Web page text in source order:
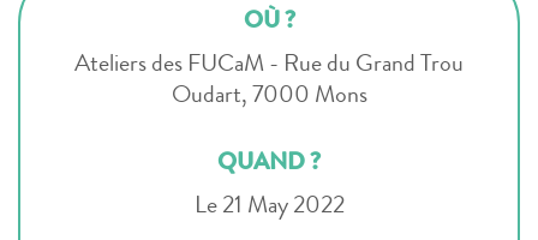
OÙ ?
Ateliers des FUCaM - Rue du Grand Trou
Oudart, 7000 Mons
QUAND ?
Le 21 May 2022